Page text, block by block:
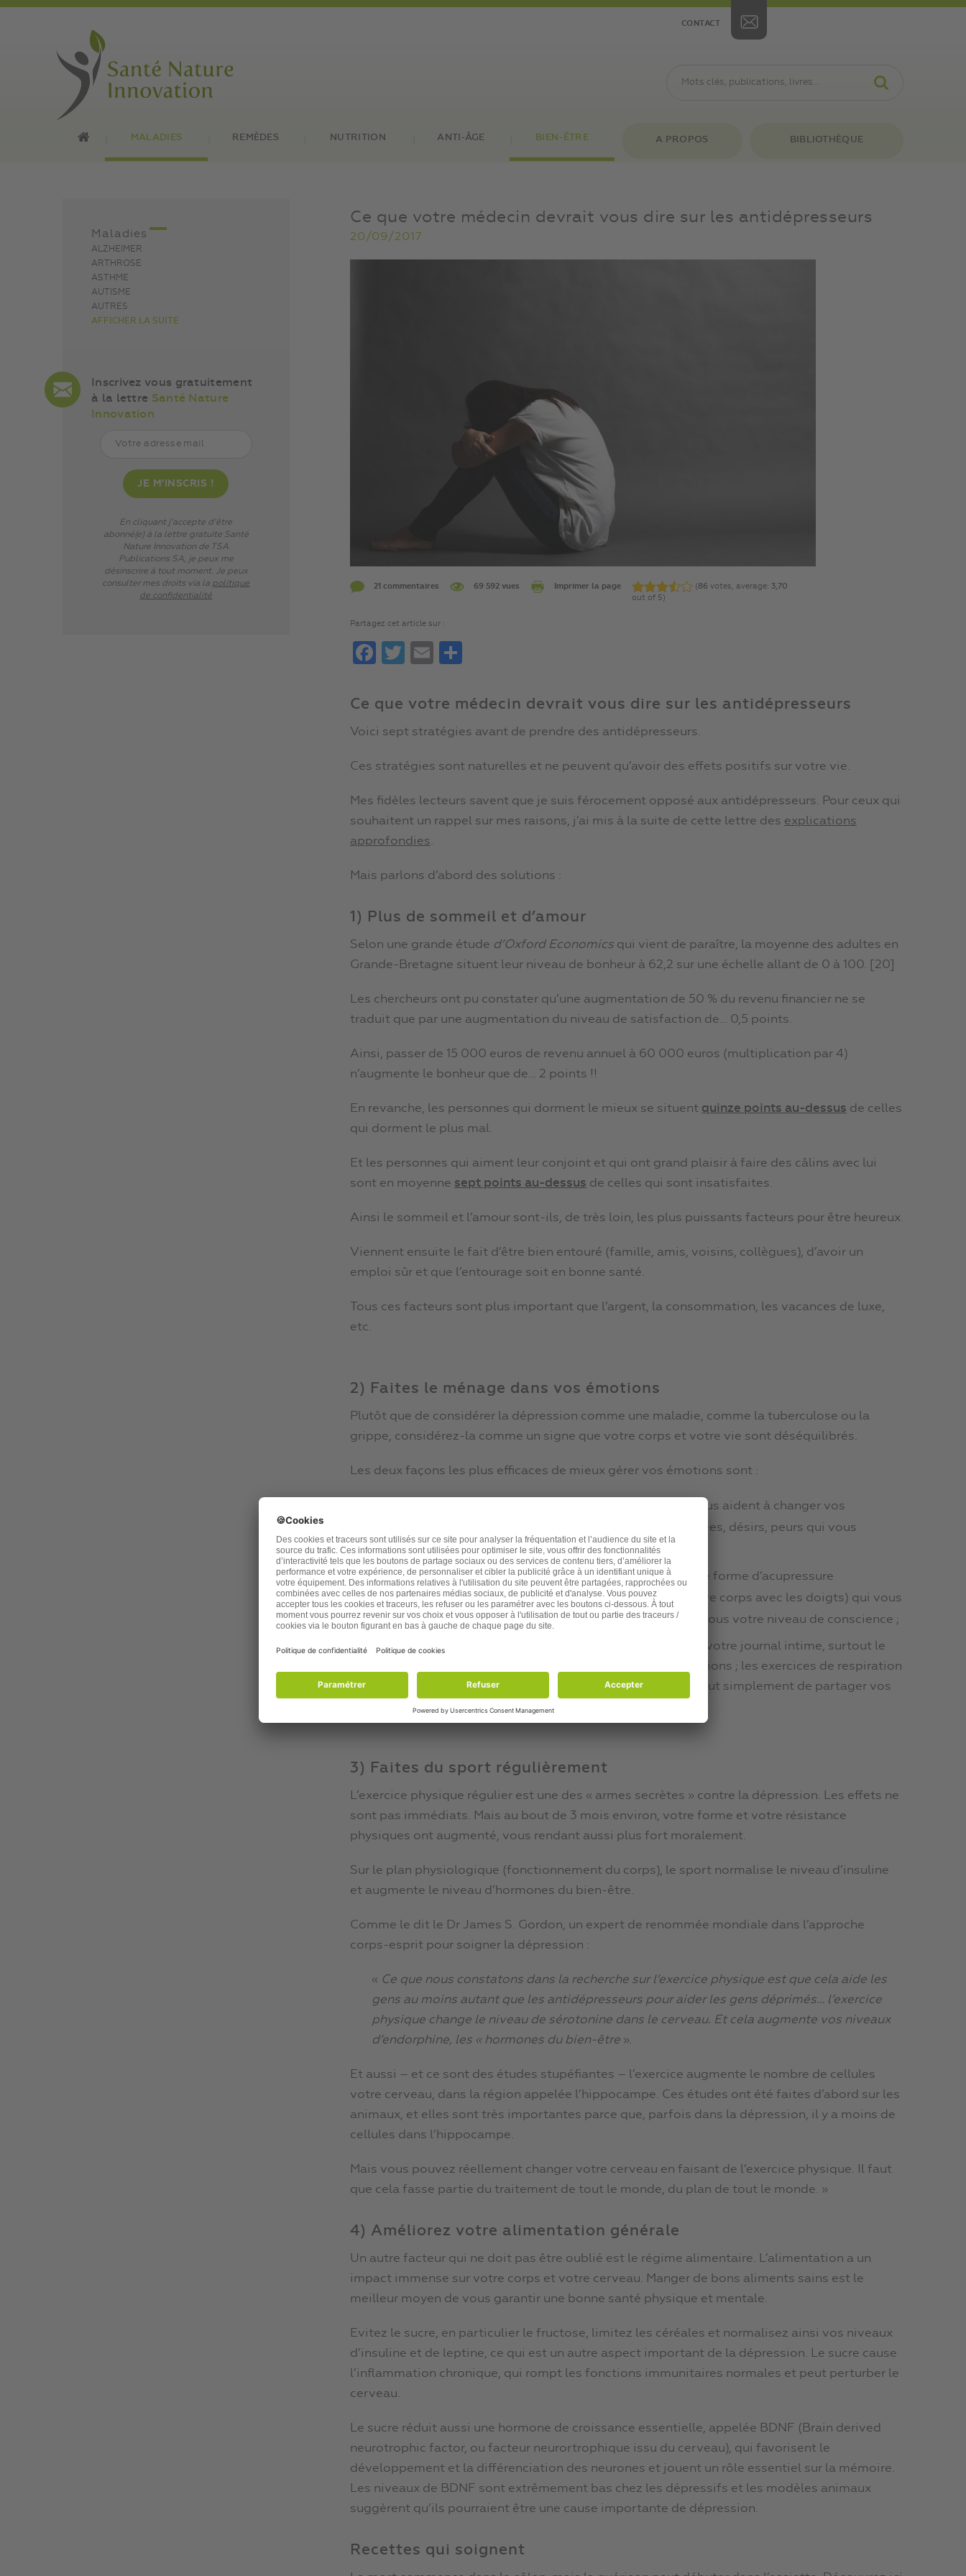
CONTACT
MALADIES REMÈDES NUTRITION ANTI-ÂGE BIEN-ÊTRE A PROPOS BIBLIOTHÈQUE
Maladies
ALZHEIMER
ARTHROSE
ASTHME
AUTISME
AUTRES
AFFICHER LA SUITE
Inscrivez vous gratuitement
à la lettre Santé Nature
Innovation
En cliquant j’accepte d’être
abonné(e) à la lettre gratuite Santé
Nature Innovation de TSA
Publications SA, je peux me
désinscrire à tout moment. Je peux
consulter mes droits via la politique
de confidentialité
Ce que votre médecin devrait vous dire sur les antidépresseurs
20/09/2017
21 commentaires 69 592 vues Imprimer la page (86 votes, average: 3,70
out of 5)
Partagez cet article sur :
FacebookTwitterEmail
Ce que votre médecin devrait vous dire sur les antidépresseurs
Voici sept stratégies avant de prendre des antidépresseurs.
Ces stratégies sont naturelles et ne peuvent qu’avoir des effets positifs sur votre vie.
Mes fidèles lecteurs savent que je suis férocement opposé aux antidépresseurs. Pour ceux qui
souhaitent un rappel sur mes raisons, j’ai mis à la suite de cette lettre des explications
approfondies.
Mais parlons d’abord des solutions :
1) Plus de sommeil et d’amour
Selon une grande étude d’Oxford Economics qui vient de paraître, la moyenne des adultes en
Grande-Bretagne situent leur niveau de bonheur à 62,2 sur une échelle allant de 0 à 100. [20]
Les chercheurs ont pu constater qu’une augmentation de 50 % du revenu financier ne se
traduit que par une augmentation du niveau de satisfaction de… 0,5 points.
Ainsi, passer de 15 000 euros de revenu annuel à 60 000 euros (multiplication par 4)
n’augmente le bonheur que de… 2 points !!
En revanche, les personnes qui dorment le mieux se situent quinze points au-dessus de celles
qui dorment le plus mal.
Et les personnes qui aiment leur conjoint et qui ont grand plaisir à faire des câlins avec lui
sont en moyenne sept points au-dessus de celles qui sont insatisfaites.
Ainsi le sommeil et l’amour sont-ils, de très loin, les plus puissants facteurs pour être heureux.
Viennent ensuite le fait d’être bien entouré (famille, amis, voisins, collègues), d’avoir un
emploi sûr et que l’entourage soit en bonne santé.
Tous ces facteurs sont plus important que l’argent, la consommation, les vacances de luxe,
etc.
2) Faites le ménage dans vos émotions
Plutôt que de considérer la dépression comme une maladie, comme la tuberculose ou la
grippe, considérez-la comme un signe que votre corps et votre vie sont déséquilibrés.
Les deux façons les plus efficaces de mieux gérer vos émotions sont :
Les thérapies cognitives et comportementales, qui vous aident à changer vos
raisonnements, vos sujets de préoccupation, les pensées, désirs, peurs qui vous
habitent ;
L’EFT, ou « Emotional Freedom Technique », qui est une forme d’acupressure
(acupuncture en appuyant sur des points précis de votre corps avec les doigts) qui vous
aide à vous libérer des émotions négatives bloquées sous votre niveau de conscience ;
Il existe d’autres méthodes de gestion de votre stress : tenir votre journal intime, surtout le
soir, ce qui vous permet de vous soulager de vos préoccupations ; les exercices de respiration
comme la cohérence cardiaque ; la méditation, le yoga, ou tout simplement de partager vos
sentiments avec un ami proche.
3) Faites du sport régulièrement
L’exercice physique régulier est une des « armes secrètes » contre la dépression. Les effets ne
sont pas immédiats. Mais au bout de 3 mois environ, votre forme et votre résistance
physiques ont augmenté, vous rendant aussi plus fort moralement.
Sur le plan physiologique (fonctionnement du corps), le sport normalise le niveau d’insuline
et augmente le niveau d’hormones du bien-être.
Comme le dit le Dr James S. Gordon, un expert de renommée mondiale dans l’approche
corps-esprit pour soigner la dépression :
« Ce que nous constatons dans la recherche sur l’exercice physique est que cela aide les
gens au moins autant que les antidépresseurs pour aider les gens déprimés… l’exercice
physique change le niveau de sérotonine dans le cerveau. Et cela augmente vos niveaux
d’endorphine, les « hormones du bien-être ».
Et aussi – et ce sont des études stupéfiantes – l’exercice augmente le nombre de cellules
votre cerveau, dans la région appelée l’hippocampe. Ces études ont été faites d’abord sur les
animaux, et elles sont très importantes parce que, parfois dans la dépression, il y a moins de
cellules dans l’hippocampe.
Mais vous pouvez réellement changer votre cerveau en faisant de l’exercice physique. Il faut
que cela fasse partie du traitement de tout le monde, du plan de tout le monde. »
4) Améliorez votre alimentation générale
Un autre facteur qui ne doit pas être oublié est le régime alimentaire. L’alimentation a un
impact immense sur votre corps et votre cerveau. Manger de bons aliments sains est le
meilleur moyen de vous garantir une bonne santé physique et mentale.
Evitez le sucre, en particulier le fructose, limitez les céréales et normalisez ainsi vos niveaux
d’insuline et de leptine, ce qui est un autre aspect important de la dépression. Le sucre cause
l’inflammation chronique, qui rompt les fonctions immunitaires normales et peut perturber le
cerveau.
Le sucre réduit aussi une hormone de croissance essentielle, appelée BDNF (Brain derived
neurotrophic factor, ou facteur neurortrophique issu du cerveau), qui favorisent le
développement et la différenciation des neurones et jouent un rôle essentiel sur la mémoire.
Les niveaux de BDNF sont extrêmement bas chez les dépressifs et les modèles animaux
suggèrent qu’ils pourraient être une cause importante de dépression.
Recettes qui soignent